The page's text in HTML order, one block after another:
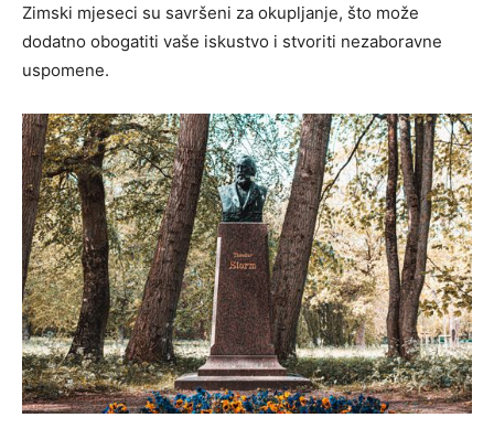
Zimski mjeseci su savršeni za okupljanje, što može
dodatno obogatiti vaše iskustvo i stvoriti nezaboravne
uspomene.